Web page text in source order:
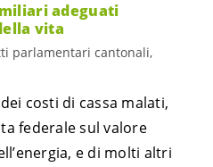
adeguati
vita
parlamentari cantonali,
costi di cassa malati,
federale sul valore
e di molti altri